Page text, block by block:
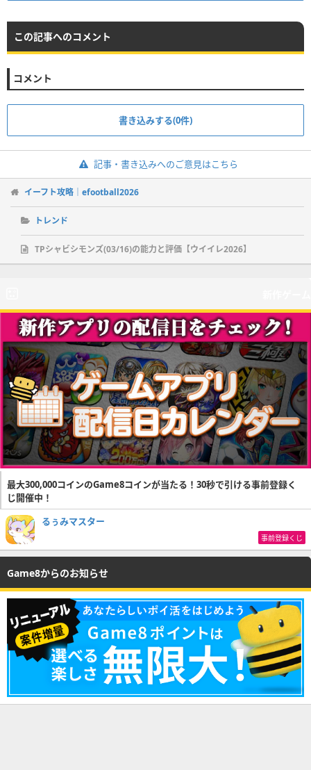
この記事へのコメント
コメント
書き込みする(0件)
記事・書き込みへのご意見はこちら
イーフト攻略｜efootball2026
トレンド
TPシャビシモンズ(03/16)の能力と評価【ウイイレ2026】
最大300,000コインのGame8コインが当たる！30秒で引ける事前登録く
じ開催中！
るぅみマスター
事前登録くじ
Game8からのお知らせ